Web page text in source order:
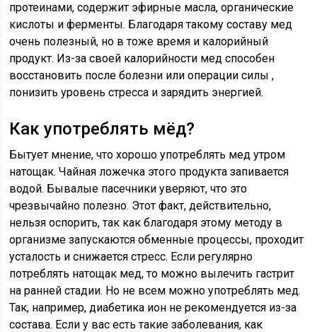
протеинами, содержит эфирные масла, органические
кислоты и ферменты. Благодаря такому составу мед
очень полезный, но в тоже время и калорийный
продукт. Из-за своей калорийности мед способен
восстановить после болезни или операции силы ,
понизить уровень стресса и зарядить энергией.
Как употреблять мёд?
Бытует мнение, что хорошо употреблять мед утром
натощак. Чайная ложечка этого продукта запивается
водой. Бывалые пасечники уверяют, что это
чрезвычайно полезно. Этот факт, действительно,
нельзя оспорить, так как благодаря этому методу в
организме запускаются обменные процессы, проходит
усталость и снижается стресс. Если регулярно
потреблять натощак мед, то можно вылечить гастрит
на ранней стадии. Но не всем можно употреблять мед.
Так, например, диабетика ион не рекомендуется из-за
состава. Если у вас есть такие заболевания, как